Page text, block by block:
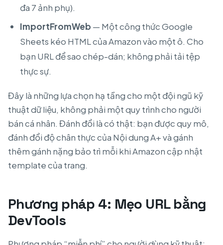
đa 7 ảnh phụ).
ImportFromWeb — Một công thức Google
Sheets kéo HTML của Amazon vào một ô. Cho
bạn URL để sao chép-dán; không phải tải tệp
thực sự.
Đây là những lựa chọn hạ tầng cho một đội ngũ kỹ
thuật dữ liệu, không phải một quy trình cho người
bán cá nhân. Đánh đổi là có thật: bạn được quy mô,
đánh đổi độ chân thực của Nội dung A+ và gánh
thêm gánh nặng bảo trì mỗi khi Amazon cập nhật
template của trang.
Phương pháp 4: Mẹo URL bằng
DevTools